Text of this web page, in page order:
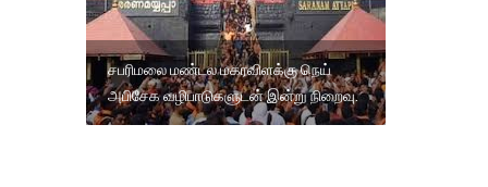
சபரிமலை மண்டல மகரவிளக்கு நெய்
அபிசேக வழிபாடுகளுடன் இன்று நிறைவு.